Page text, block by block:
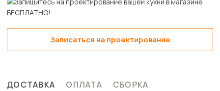
Записаться на проектирование
ДОСТАВКА ОПЛАТА СБОРКА